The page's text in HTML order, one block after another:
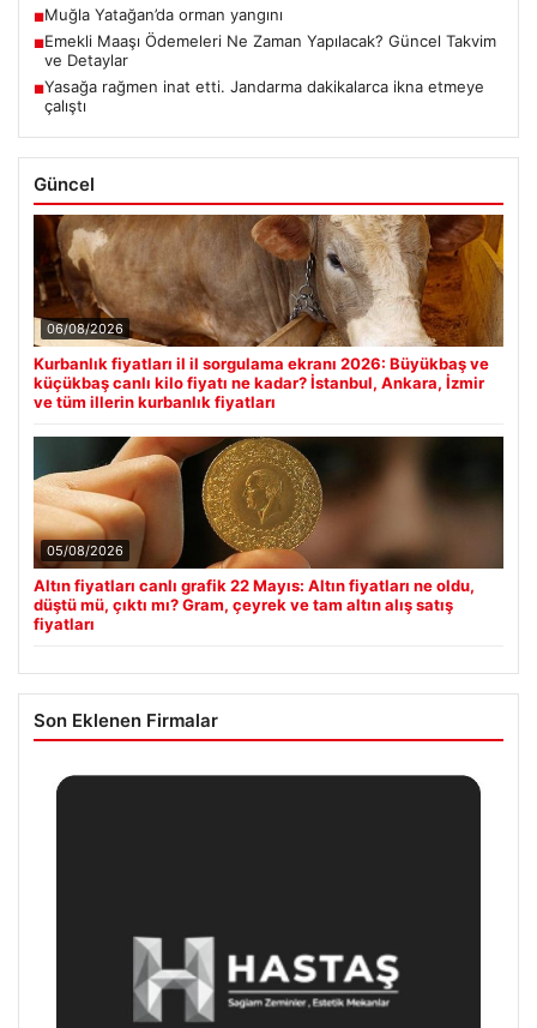
■Muğla Yatağan’da orman yangını
■Emekli Maaşı Ödemeleri Ne Zaman Yapılacak? Güncel Takvim
ve Detaylar
■Yasağa rağmen inat etti. Jandarma dakikalarca ikna etmeye
çalıştı
Güncel
06/08/2026
Kurbanlık fiyatları il il sorgulama ekranı 2026: Büyükbaş ve
küçükbaş canlı kilo fiyatı ne kadar? İstanbul, Ankara, İzmir
ve tüm illerin kurbanlık fiyatları
05/08/2026
Altın fiyatları canlı grafik 22 Mayıs: Altın fiyatları ne oldu,
düştü mü, çıktı mı? Gram, çeyrek ve tam altın alış satış
fiyatları
Son Eklenen Firmalar